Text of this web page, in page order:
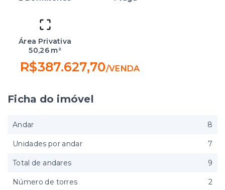
Área Privativa
50,26 m²
R$387.627,70/VENDA
Ficha do imóvel
Andar 8
Unidades por andar 7
Total de andares 9
Número de torres 2